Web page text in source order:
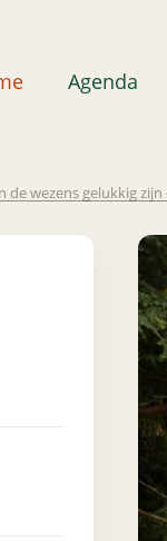
Agenda
wezens gelukkig